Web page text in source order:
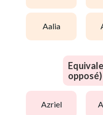
aalia
opposé)
azriel